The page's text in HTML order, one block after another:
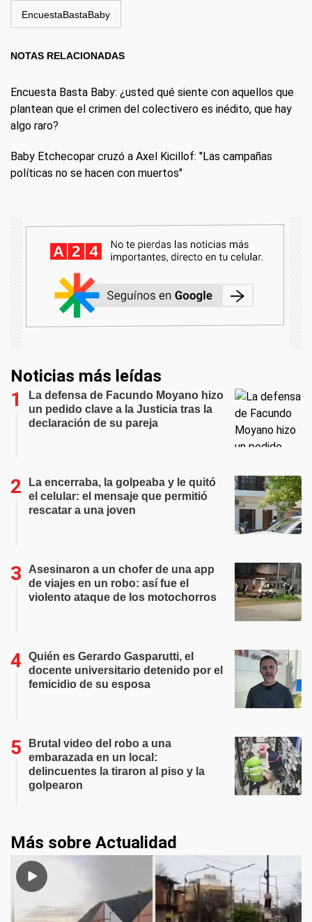
EncuestaBastaBaby
NOTAS RELACIONADAS
Encuesta Basta Baby: ¿usted qué siente con aquellos que
plantean que el crimen del colectivero es inédito, que hay
algo raro?
Baby Etchecopar cruzó a Axel Kicillof: "Las campañas
políticas no se hacen con muertos"
Noticias más leídas
La defensa de Facundo Moyano hizo
un pedido clave a la Justicia tras la
declaración de su pareja
La encerraba, la golpeaba y le quitó
el celular: el mensaje que permitió
rescatar a una joven
Asesinaron a un chofer de una app
de viajes en un robo: así fue el
violento ataque de los motochorros
Quién es Gerardo Gasparutti, el
docente universitario detenido por el
femicidio de su esposa
Brutal video del robo a una
embarazada en un local:
delincuentes la tiraron al piso y la
golpearon
Más sobre Actualidad